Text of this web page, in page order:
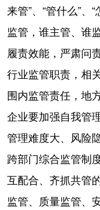
来管”、“管什么”、
监管，谁主管、谁
履责效能，严肃问
行业监管职责，相
围内监管责任，地
企业要加强自我管
管理难度大、风险
跨部门综合监管制
互配合、齐抓共管
监管、质量监管、